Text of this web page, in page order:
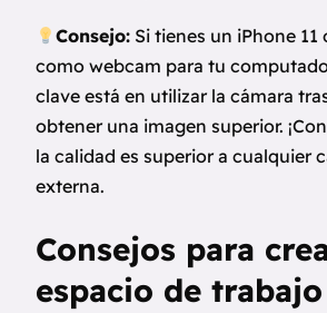
Consejo: Si tienes un iPhone
como webcam para tu
clave está en utilizar la cámara
obtener una imagen superior.
la calidad es superior a cualquier
externa.
Consejos para
espacio de